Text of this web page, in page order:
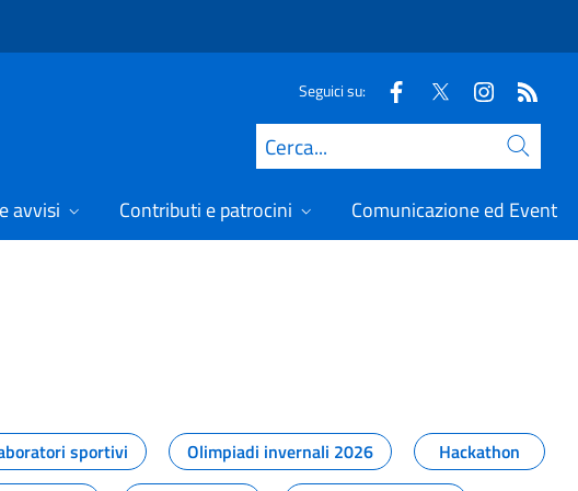
Seguici su:
Cerca
avvisi Contributi e patrocini Comunicazione ed Eventi
sportsportivi Olimpiadi invernali 2026
Hackathon